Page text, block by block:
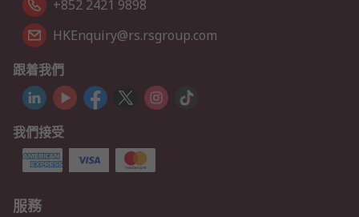
+852 2421 9898
HKEnquiry@rs.rsgroup.com
跟着我們
我們接受
服務